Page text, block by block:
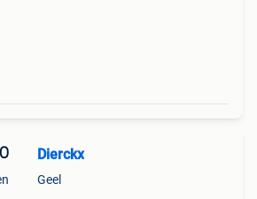
Dierckx
Geel